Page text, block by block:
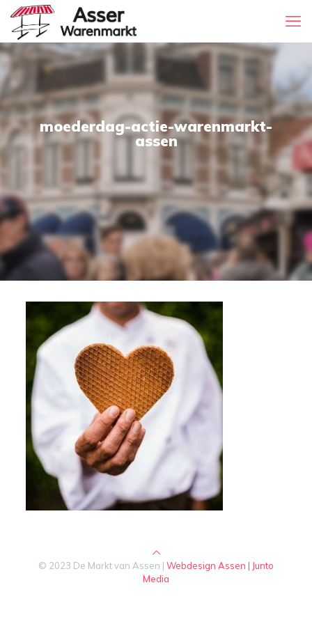
moederdag-actie-warenmarkt-
assen
© 2023 De Markt van Assen | Webdesign Assen | Junto
Media